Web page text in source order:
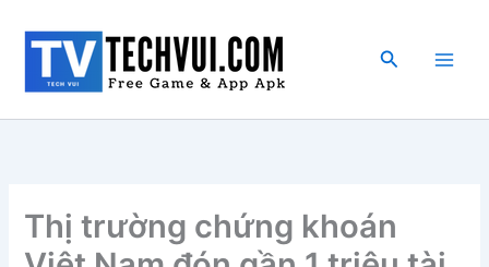
dung
Tìm
Thị trường chứng khoán